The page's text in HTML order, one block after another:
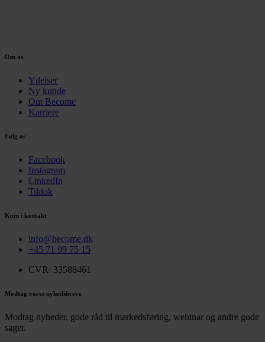
Om os
Ydelser
Ny kunde
Om Become
Karriere
Følg os
Facebook
Instagram
LinkedIn
Tiktok
Kom i kontakt
info@become.dk
+45 71 99 75 15
CVR: 33588461
Modtag vores nyhedsbreve
Modtag nyheder, gode råd til markedsføring, webinar og andre gode
sager.